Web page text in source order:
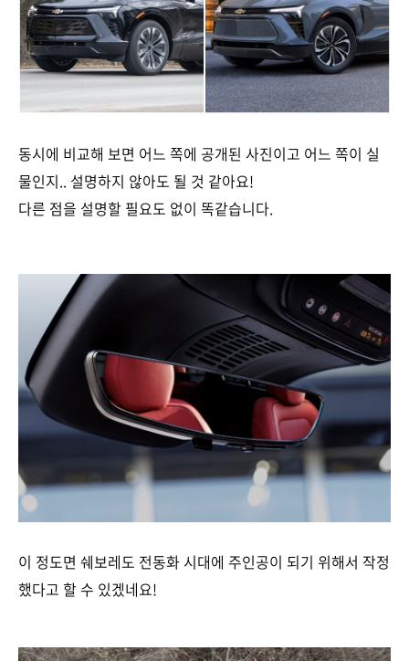
동시에 비교해 보면 어느 쪽에 공개된 사진이고 어느 쪽이 실
물인지.. 설명하지 않아도 될 것 같아요!
다른 점을 설명할 필요도 없이 똑같습니다.
이 정도면 쉐보레도 전동화 시대에 주인공이 되기 위해서 작정
했다고 할 수 있겠네요!